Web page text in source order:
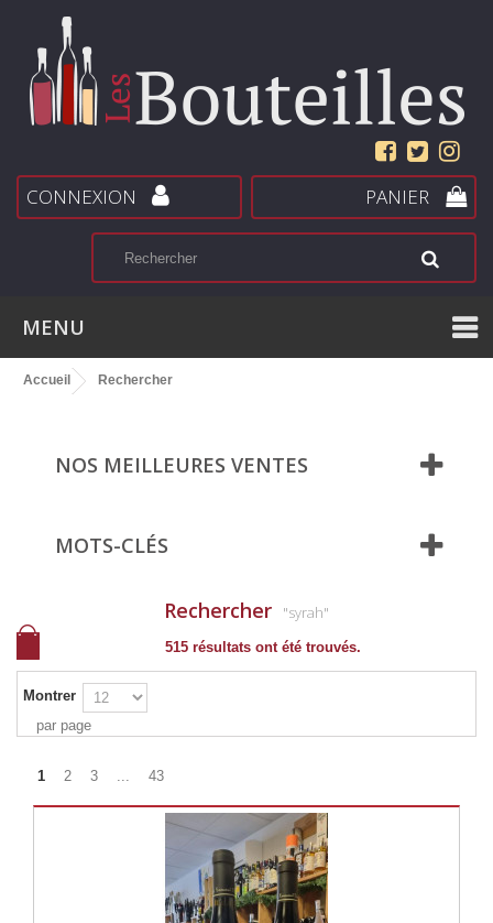
PANIER
CONNEXION
MENU
Accueil Rechercher
NOS MEILLEURES VENTES
MOTS-CLÉS
Rechercher "syrah"
515 résultats ont été trouvés.
Montrer
par page
1 2 3 ... 43